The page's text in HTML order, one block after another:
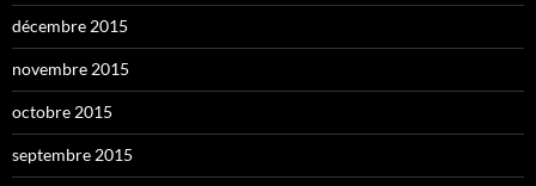
décembre 2015
novembre 2015
octobre 2015
septembre 2015